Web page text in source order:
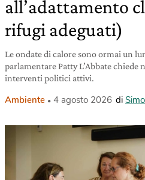
all’adattamento
rifugi adeguati)
Le ondate di calore sono ormai un
parlamentare Patty L’Abbate
interventi politici attivi.
Ambiente 4 agosto 2026 di